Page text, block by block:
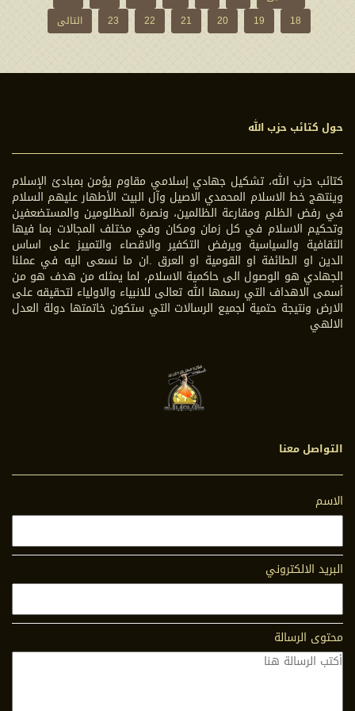
18
19
20
21
22
23 التالی
حول كتائب حزب الله
كتائب حزب الله، تشكيل جهادي إسلامي مقاوم يؤمن بمبادئ الإسلام
وينتهج خط الاسلام المحمدي الاصيل وآل البيت الأطهار عليهم السلام
في رفض الظلم ومقارعة الظالمين، ونصرة المظلومين والمستضعفين
وتحكيم الاسلام في كل زمان ومكان وفي مختلف المجالات بما فيها
الثقافية والسياسية ويرفض التكفير والاقصاء والتمييز على اساس
الدين او الطائفة او القومية او العرق .ان ما نسعى اليه في عملنا
الجهادي هو الوصول الى حاكمية الاسلام، لما يمثله من هدف هو من
أسمى الاهداف التي رسمها الله تعالى للانبياء والاولياء لتحقيقه على
الارض ونتيجة حتمية لجميع الرسالات التي ستكون خاتمتها دولة العدل
الالهي
التواصل معنا
الاسم
البريد الالكتروني
محتوى الرسالة